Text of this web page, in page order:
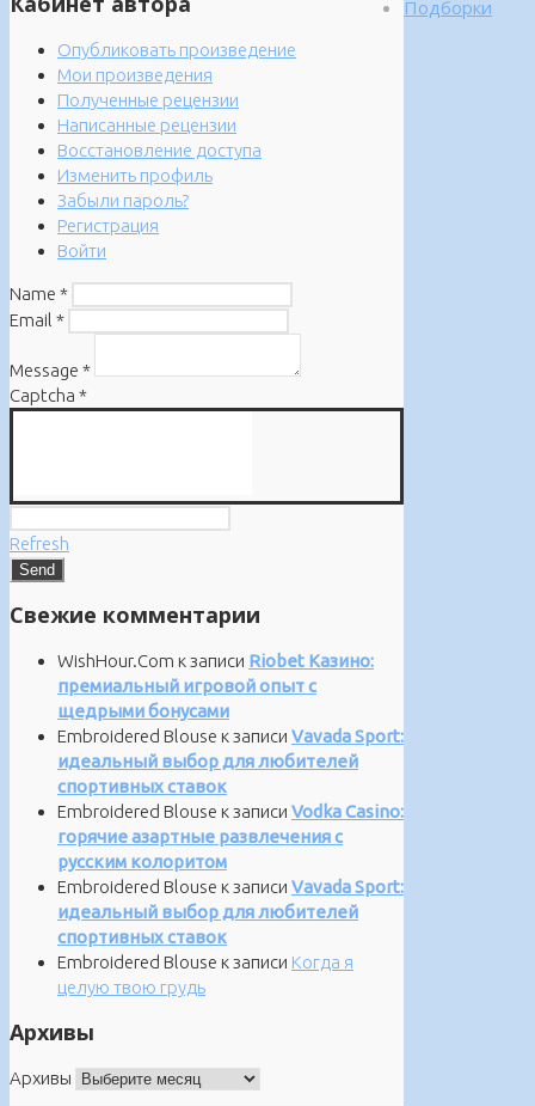
Опубликовать произведение
Мои произведения
Полученные рецензии
Написанные рецензии
Восстановление доступа
Изменить профиль
Забыли пароль?
Регистрация
Войти
Name *
Email *
Message *
Captcha *
Refresh
Свежие комментарии
WishHour.Com к записи Riobet Казино:
премиальный игровой опыт с
щедрыми бонусами
Embroidered Blouse к записи Vavada Sport:
идеальный выбор для любителей
спортивных ставок
Embroidered Blouse к записи Vodka Casino:
горячие азартные развлечения с
русским колоритом
Embroidered Blouse к записи Vavada Sport:
идеальный выбор для любителей
спортивных ставок
Embroidered Blouse к записи Когда я
целую твою грудь
Архивы
Архивы
Подборки